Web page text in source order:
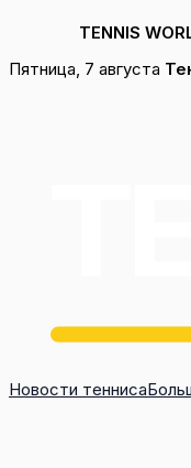
TENNIS
Перейти
Пятница, 7 августа
Новости тенниса